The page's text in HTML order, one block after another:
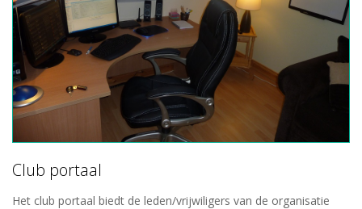
Club portaal
Het club portaal biedt de leden/vrijwiligers van de organisatie